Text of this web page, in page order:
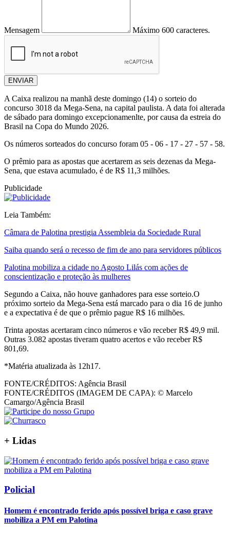
Mensagem Máximo 600 caracteres.
ENVIAR
A Caixa realizou na manhã deste domingo (14) o sorteio do
concurso 3018 da Mega-Sena, na capital paulista. A data foi alterada
de sábado para domingo excepcionamenlte, por causa da estreia do
Brasil na Copa do Mundo 2026.
Os números sorteados do concurso foram 05 - 06 - 17 - 27 - 57 - 58.
O prêmio para as apostas que acertarem as seis dezenas da Mega-
Sena, que estava acumulado, é de R$ 11,3 milhões.
Publicidade
Leia Também:
Câmara de Palotina prestigia Assembleia da Sociedade Rural
Saiba quando será o recesso de fim de ano para servidores públicos
Palotina mobiliza a cidade no Agosto Lilás com ações de
conscientização e proteção às mulheres
Segundo a Caixa, não houve ganhadores para esse sorteio.O
próximo sorteio da Mega-Sena está marcado para o dia 16 de junho
e a expectativa é de que o prêmio pague R$ 16 milhões.
Trinta apostas acertaram cinco números e vão receber R$ 49,9 mil.
Outras 3.082 apostas tiveram quatro acertos e vão receber R$
801,69.
*Matéria atualizada às 12h17.
FONTE/CRÉDITOS: Agência Brasil
FONTE/CRÉDITOS (IMAGEM DE CAPA): © Marcelo
Camargo/Agência Brasil
+ Lidas
Policial
Homem é encontrado ferido após possível briga e caso grave
mobiliza a PM em Palotina